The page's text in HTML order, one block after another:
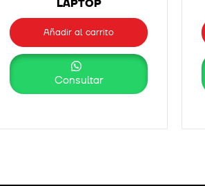
LAPTOP
Añadir al carrito
Consultar